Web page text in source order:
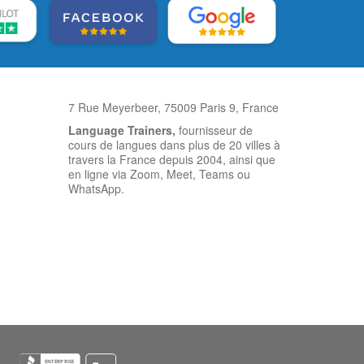
7 Rue Meyerbeer, 75009 Paris 9, France
Language Trainers, fournisseur de
cours de langues dans plus de 20 villes à
travers la France depuis 2004, ainsi que
en ligne via Zoom, Meet, Teams ou
WhatsApp.